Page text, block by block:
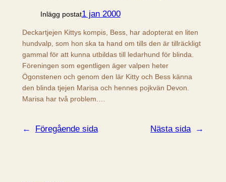
Inlägg postat1 jan 2000
Deckartjejen Kittys kompis, Bess, har adopterat en liten
hundvalp, som hon ska ta hand om tills den är tillräckligt
gammal för att kunna utbildas till ledarhund för blinda.
Föreningen som egentligen äger valpen heter
Ögonstenen och genom den lär Kitty och Bess känna
den blinda tjejen Marisa och hennes pojkvän Devon.
Marisa har två problem.…
← Föregående sida Nästa sida →